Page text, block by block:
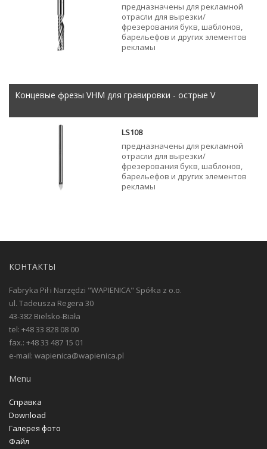
предназначены для рекламной
отрасли для вырезки/
фрезерования букв, шаблонов,
барельефов и других элементов
рекламы
Концевые фрезы VHM для гравировки - острые V
LS108
предназначены для рекламной
отрасли для вырезки/
фрезерования букв, шаблонов,
барельефов и других элементов
рекламы
КОНТАКТЫ
Fabryka Pił i Narzędzi "WAPIENICA" Spółka z o.o.
ul. Tadeusza Regera 30
43-382 Bielsko-Biała
tel: +48 33 828 08 00
fax.: +48 33 487 15 01
e-mail: wapienica@wapienica.pl
Menu
Справка
Download
Галерея фото
Файл